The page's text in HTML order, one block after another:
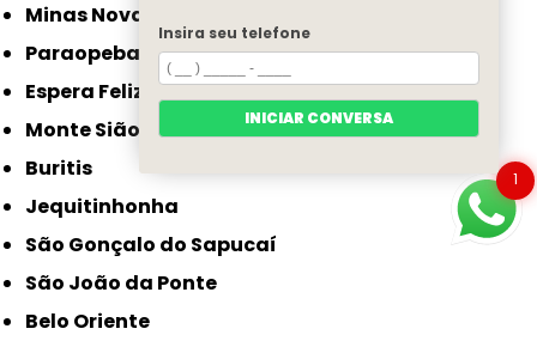
Minas Novas
Paraopeba
Espera Feliz
Monte Sião
Buritis
Jequitinhonha
São Gonçalo do Sapucaí
São João da Ponte
Belo Oriente
1
Insira seu telefone
INICIAR CONVERSA